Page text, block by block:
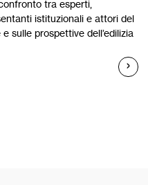
tra esperti,
istituzionali e attori del
sulle prospettive dell’edilizia